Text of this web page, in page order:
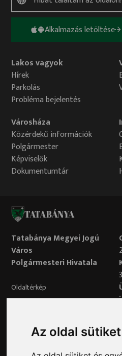
Az oldal
Alkalmazás letöltése
Lakos vagyok
Hírek
Parkolás
Probléma bejelentés
Városháza
Közérdekű információk
Polgármester
Képviselők
Dokumentumtár
TATABÁNYA
Tatabánya Megyei Jogú
Város
Polgármesteri Hivatala
Oldaltérkép
Adatvédelem